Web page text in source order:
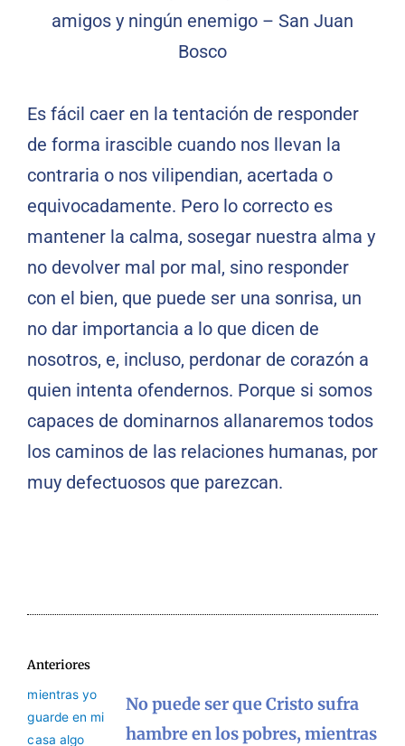
Es fácil caer en la tentación de responder
de forma irascible cuando nos llevan la
contraria o nos vilipendian, acertada o
equivocadamente. Pero lo correcto es
mantener la calma, sosegar nuestra alma y
no devolver mal por mal, sino responder
con el bien, que puede ser una sonrisa, un
no dar importancia a lo que dicen de
nosotros, e, incluso, perdonar de corazón a
quien intenta ofendernos. Porque si somos
capaces de dominarnos allanaremos todos
los caminos de las relaciones humanas, por
muy defectuosos que parezcan.
Anteriores
No puede ser que Cristo sufra
hambre en los pobres, mientras